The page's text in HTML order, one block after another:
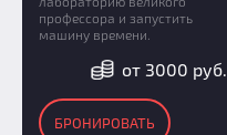
профессора и запустить
машину времени.
от 3000 руб.
БРОНИРОВАТЬ